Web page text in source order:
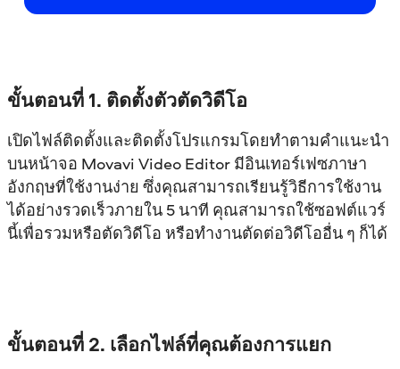
ขั้นตอนที่ 1. ติดตั้งตัวตัดวิดีโอ
เปิดไฟล์ติดตั้งและติดตั้งโปรแกรมโดยทำตามคำแนะนำ
บนหน้าจอ Movavi Video Editor มีอินเทอร์เฟซภาษา
อังกฤษที่ใช้งานง่าย ซึ่งคุณสามารถเรียนรู้วิธีการใช้งาน
ได้อย่างรวดเร็วภายใน 5 นาที คุณสามารถใช้ซอฟต์แวร์
นี้เพื่อรวมหรือตัดวิดีโอ หรือทำงานตัดต่อวิดีโออื่น ๆ ก็ได้
ขั้นตอนที่ 2. เลือกไฟล์ที่คุณต้องการแยก